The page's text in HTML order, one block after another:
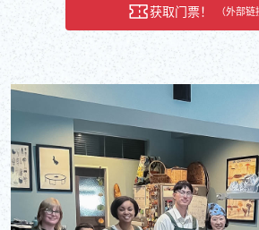
获取门票！ （外部链